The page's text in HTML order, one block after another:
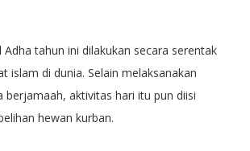
Adha tahun ini dilakukan secara serentak
islam di dunia. Selain melaksanakan
berjamaah, aktivitas hari itu pun diisi
hewan kurban.